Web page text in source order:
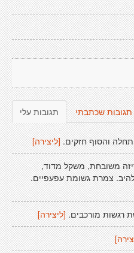
תגובות עלי תגובות שכתבתי
והסוף חזקים. [ליצירה]
משובחת, משקל מדוד,
צמרת גשומת עפעפיים.
רגשות מורכבים.[ליצירה]